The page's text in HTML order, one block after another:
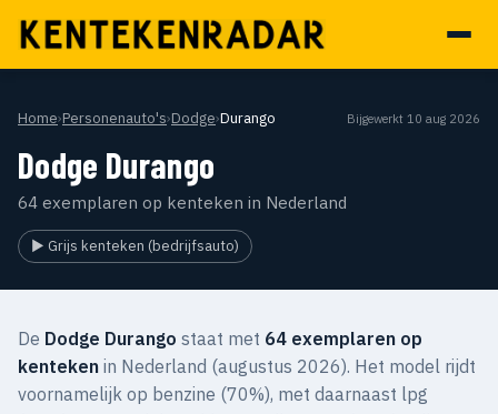
Home›Personenauto's›Dodge›Durango Bijgewerkt 10 aug 2026
Dodge Durango
64 exemplaren op kenteken in Nederland
▶ Grijs kenteken (bedrijfsauto)
De Dodge Durango staat met 64 exemplaren op
kenteken in Nederland (augustus 2026). Het model rijdt
voornamelijk op benzine (70%), met daarnaast lpg